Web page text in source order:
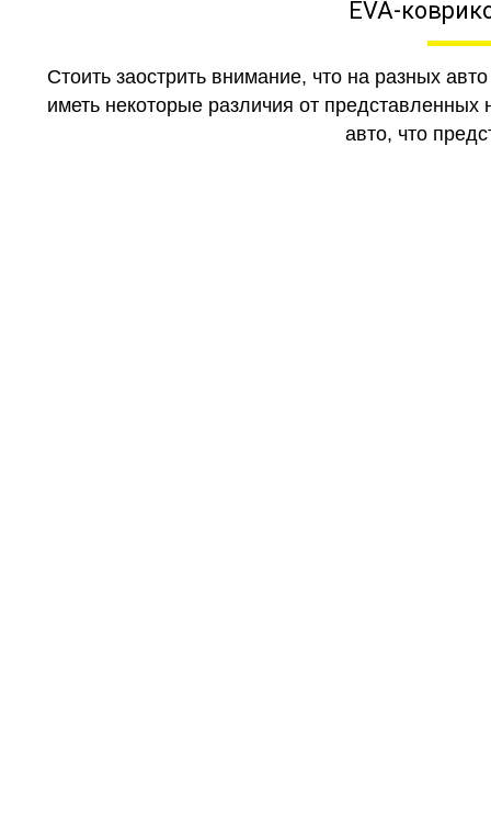
EVA-
Стоить заострить внимание, что на разных
иметь некоторые различия от
авто, что